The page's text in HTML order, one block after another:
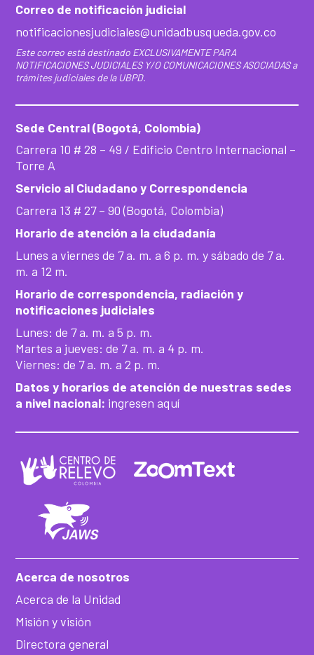
Correo de notificación judicial
notificacionesjudiciales@unidadbusqueda.gov.co
Este correo está destinado EXCLUSIVAMENTE PARA
NOTIFICACIONES JUDICIALES Y/O COMUNICACIONES ASOCIADAS a
trámites judiciales de la UBPD.
Sede Central (Bogotá, Colombia)
Carrera 10 # 28 – 49 / Edificio Centro Internacional –
Torre A
Servicio al Ciudadano y Correspondencia
Carrera 13 # 27 – 90 (Bogotá, Colombia)
Horario de atención a la ciudadanía
Lunes a viernes de 7 a. m. a 6 p. m. y sábado de 7 a.
m. a 12 m.
Horario de correspondencia, radiación y
notificaciones judiciales
Lunes: de 7 a. m. a 5 p. m.
Martes a jueves: de 7 a. m. a 4 p. m.
Viernes: de 7 a. m. a 2 p. m.
Datos y horarios de atención de nuestras sedes
a nivel nacional: ingresen aquí
Acerca de nosotros
Acerca de la Unidad
Misión y visión
Directora general